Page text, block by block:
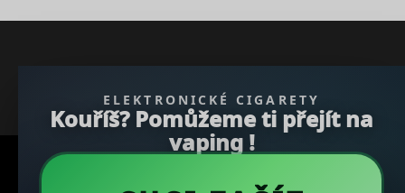
ELEKTRONICKÉ CIGARETY
Kouříš? Pomůžeme ti přejít na
vaping !